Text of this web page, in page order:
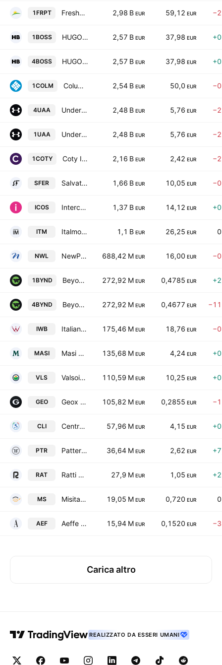
1FRPT Freshpet Inc 2,98 B EUR 59,12 EUR
1BOSS HUGO BOSS AG 2,57 B EUR 37,98 EUR
4BOSS HUGO BOSS AG 2,57 B EUR 37,98 EUR
1COLM Columbia Sportswear Company 2,54 B EUR 50,0 EUR
4UAA Under Armour, Inc. Class A 2,48 B EUR 5,76 EUR
1UAA Under Armour, Inc. Class A 2,48 B EUR 5,76 EUR
1COTY Coty Inc. Class A 2,16 B EUR 2,42 EUR
SFER Salvatore Ferragamo S.p.A. 1,66 B EUR 10,05 EUR
ICOS Intercos S.p.A. 1,37 B EUR 14,12 EUR
ITM Italmobiliare S.p.A. 1,1 B EUR 26,25 EUR
NWL NewPrinces S.p.A. 688,42 M EUR 16,00 EUR
1BYND Beyond Meat, Inc. 272,92 M EUR 0,4785 EUR
4BYND Beyond Meat, Inc. 272,92 M EUR 0,4677 EUR
IWB Italian Wine Brands S.p.A. 175,46 M EUR 18,76 EUR
MASI Masi Agricola SpA 135,68 M EUR 4,24 EUR
VLS Valsoia SpA 110,59 M EUR 10,25 EUR
GEO Geox S.p.A. 105,82 M EUR 0,2855 EUR
CLI Centrale del Latte d'Italia S.p.A. 57,96 M EUR 4,15 EUR
PTR Pattern S.P.A 36,64 M EUR 2,62 EUR
RAT Ratti S.p.A. 27,9 M EUR 1,05 EUR
MS Misitano and Stracuzzi S.p.A. 19,05 M EUR 0,720 EUR
AEF Aeffe S.p.A. 15,94 M EUR 0,1520 EUR
Carica altro
REALIZZATO DA ESSERI UMANI